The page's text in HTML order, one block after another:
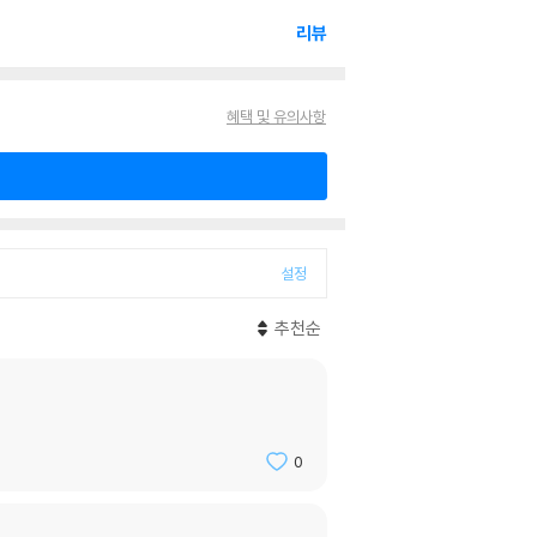
리뷰
혜택 및 유의사항
설정
추천순
0